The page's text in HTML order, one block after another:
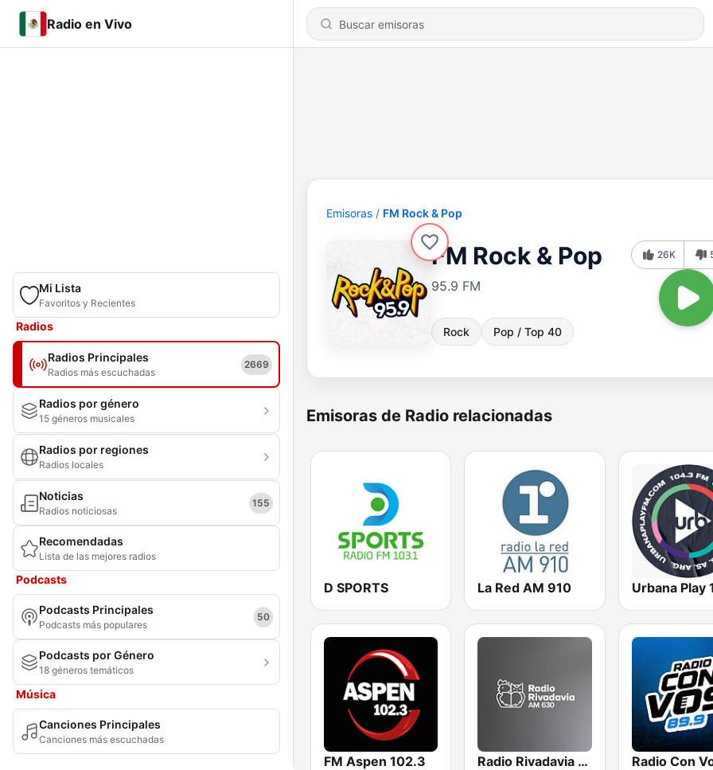
Radio en Vivo
Mi Lista
Favoritos y Recientes
Radios
Radios Principales
Radios más escuchadas
2669
Radios por género
15 géneros musicales
Radios por regiones
Radios locales
Noticias
Radios noticiosas
155
Recomendadas
Lista de las mejores radios
Podcasts
Podcasts Principales
Podcasts más populares
50
Podcasts por Género
18 géneros temáticos
Música
Canciones Principales
Canciones más escuchadas
Emisoras FM Rock & Pop
FM Rock & Pop
95.9 FM
Rock Pop / Top 40
26K
Emisoras de Radio relacionadas
D SPORTS La Red AM 910
FM Aspen 102.3 Radio Rivadavia 630 AM